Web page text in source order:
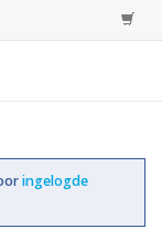
ingelogde